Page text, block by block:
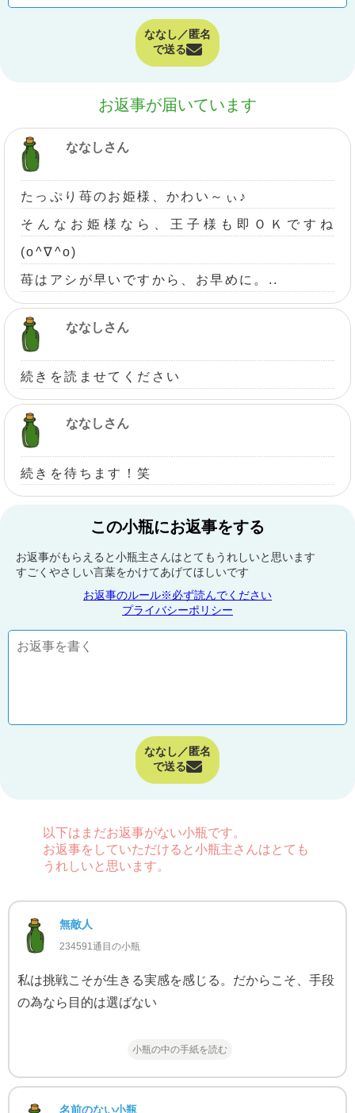
ななし／匿名
で送る
お返事が届いています
ななしさん
たっぷり苺のお姫様、かわい～ぃ♪
そんなお姫様なら、王子様も即ＯＫですね
(o^∇^o)
苺はアシが早いですから、お早めに。..
ななしさん
続きを読ませてください
ななしさん
続きを待ちます！笑
この小瓶にお返事をする
お返事がもらえると小瓶主さんはとてもうれしいと思います
すごくやさしい言葉をかけてあげてほしいです
お返事のルール※必ず読んでください
プライバシーポリシー
ななし／匿名
で送る
以下はまだお返事がない小瓶です。
お返事をしていただけると小瓶主さんはとても
うれしいと思います。
無敵人
234591通目の小瓶
私は挑戦こそが生きる実感を感じる。だからこそ、手段
の為なら目的は選ばない
小瓶の中の手紙を読む
名前のない小瓶